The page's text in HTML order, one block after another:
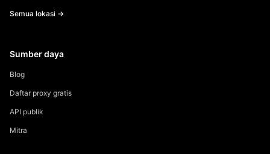
Semua lokasi →
Sumber daya
Blog
Daftar proxy gratis
API publik
Mitra